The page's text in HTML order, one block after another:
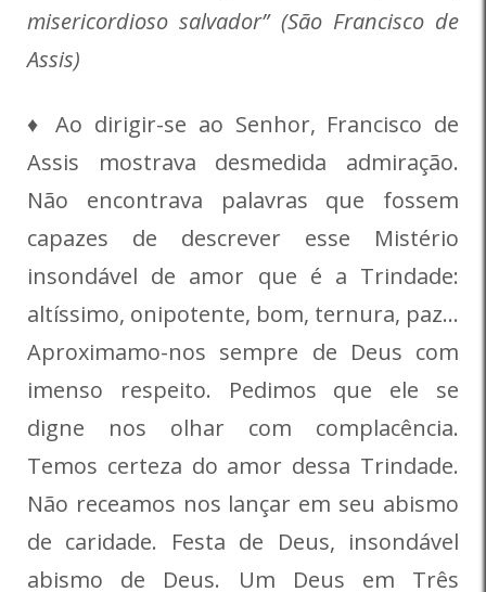
misericordioso salvador” (São Francisco de
Assis)
♦ Ao dirigir-se ao Senhor, Francisco de
Assis mostrava desmedida admiração.
Não encontrava palavras que fossem
capazes de descrever esse Mistério
insondável de amor que é a Trindade:
altíssimo, onipotente, bom, ternura, paz…
Aproximamo-nos sempre de Deus com
imenso respeito. Pedimos que ele se
digne nos olhar com complacência.
Temos certeza do amor dessa Trindade.
Não receamos nos lançar em seu abismo
de caridade. Festa de Deus, insondável
abismo de Deus. Um Deus em Três